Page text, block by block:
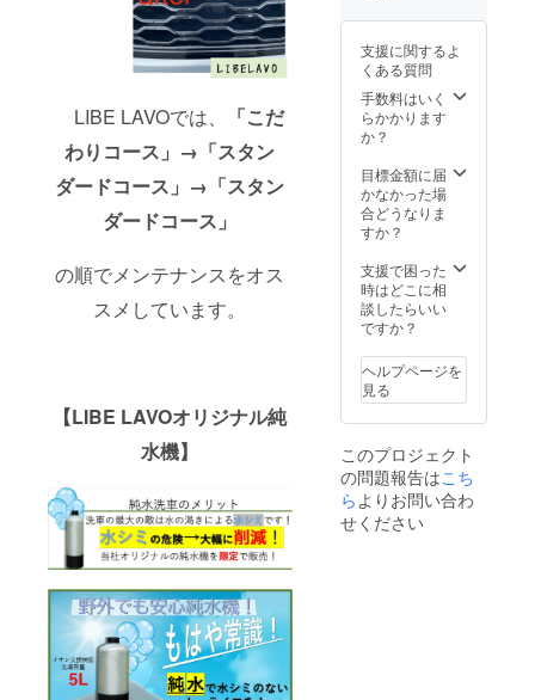
LIBE LAVOでは、
「こだ
わりコース」→「スタン
ダードコース」→「スタン
ダードコース」
の順でメンテナンスをオス
スメしています。
【LIBE LAVOオリジナル純
水機】
良さ向
上 ・洗
車以外
にも普
段のお
掃除に
セット
内容～
① 純水
ン交換
樹脂10L
付属）
② 接続
タッチ
ラー付
ホース
【超早
割】
→【早
割】
要なの
で時短
＆労力
削減 ・
不純物
がない
良い ・
炎天下
での洗
くて良
い ・窓
ガラス
フィル
時の水
抜けの
良さ向
上 ・洗
にも普
段のお
掃除に
も最適
～
考える
然
【10L】
の方が
オスス
メ！
リット
～ ・水
シミが
残らな
シミが
残らな
いので
洗車後
り不要
・ふき
取り不
要なの
＆労力
削減 ・
不純物
がない
ので水
支援に関するよ
くある質問
手数料はいく
らかかります
か？
目標金額に届
かなかった場
合どうなりま
すか？
支援で困った
時はどこに相
談したらいい
ですか？
ヘルプページを
見る
このプロジェクト
の問題報告はこち
ら よりお問い合わ
せください